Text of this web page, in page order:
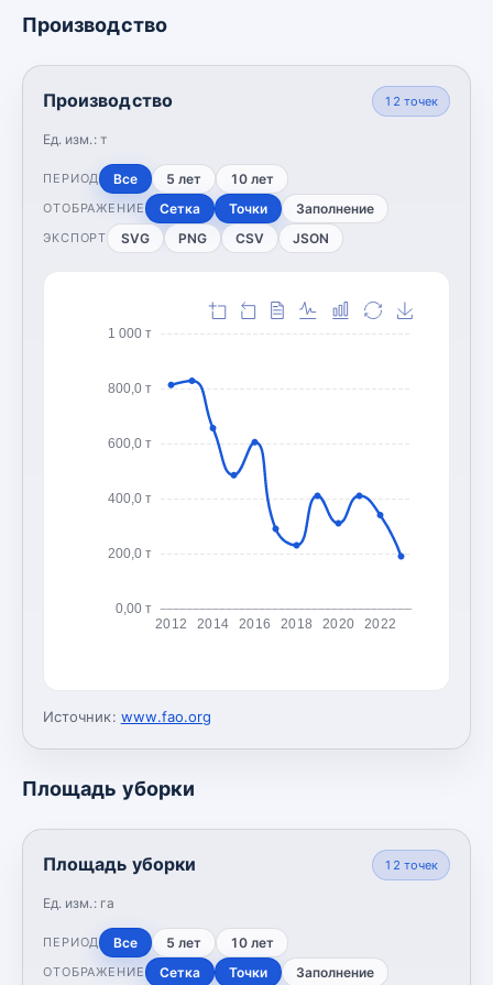
Производство
Производство
Ед. изм.: т
12 точек
ПЕРИОД Все 5 лет 10 лет
ОТОБРАЖЕНИЕ Сетка Точки Заполнение
ЭКСПОРТ SVG PNG CSV JSON
0,00 т
200,0 т
400,0 т
600,0 т
800,0 т
1 000 т
2012 2014 2016 2018 2020 2022
Источник: www.fao.org
Площадь уборки
Площадь уборки
Ед. изм.: га
12 точек
ПЕРИОД Все 5 лет 10 лет
ОТОБРАЖЕНИЕ Сетка Точки Заполнение